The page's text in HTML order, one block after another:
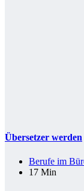
Übersetzer werden
Berufe im
17 Min